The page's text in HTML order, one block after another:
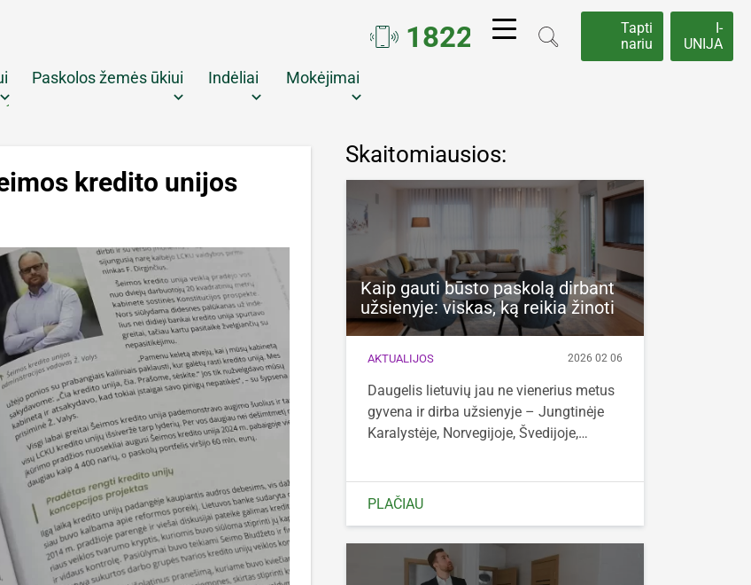
keyboard_arrow_down
Paskolos žemės ūkiui
keyboard_arrow_down
Indėliai
keyboard_arrow_down
Mokėjimai
keyboard_arrow_down
1822
Tapti
nariu
I-
UNIJA
kredito unijos
Skaitomiausios:
Kaip gauti būsto paskolą dirbant
užsienyje: viskas, ką reikia žinoti
AKTUALIJOS 2026 02 06
Daugelis lietuvių jau ne vienerius metus
gyvena ir dirba užsienyje – Jungtinėje
Karalystėje, Norvegijoje, Švedijoje,…
PLAČIAU